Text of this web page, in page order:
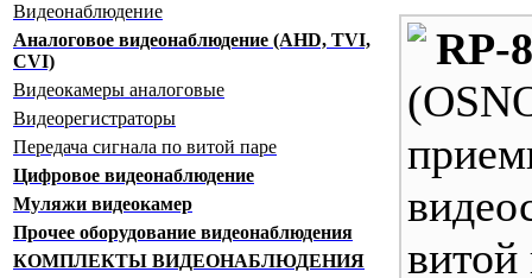
Видеонаблюдение
Аналоговое видеонаблюдение (AHD, TVI,
CVI)
Видеокамеры аналоговые
Видеорегистраторы
Передача сигнала по витой паре
Цифровое видеонаблюдение
Муляжи видеокамер
Прочее оборудование видеонаблюдения
КОМПЛЕКТЫ ВИДЕОНАБЛЮДЕНИЯ
RP-
витой